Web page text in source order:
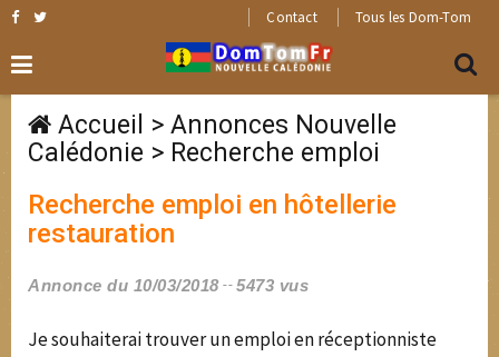
Contact Tous les Dom-Tom
Accueil > Annonces Nouvelle
Calédonie > Recherche emploi
Recherche emploi en hôtellerie
restauration
Annonce du 10/03/2018 5473 vus
Je souhaiterai trouver un emploi en réceptionniste